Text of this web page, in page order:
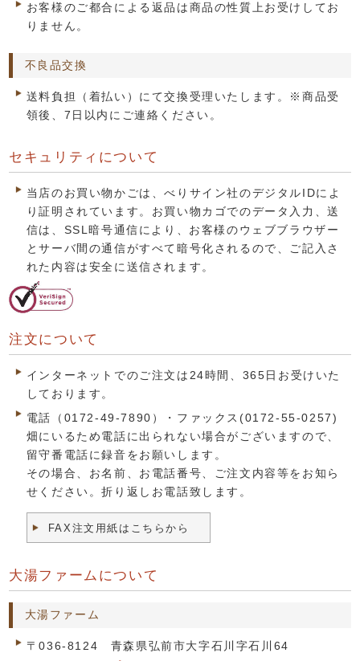
お客様のご都合による返品は商品の性質上お受けしてお
りません。
不良品交換
送料負担（着払い）にて交換受理いたします。※商品受
領後、7日以内にご連絡ください。
セキュリティについて
当店のお買い物かごは、べりサイン社のデジタルIDによ
り証明されています。お買い物カゴでのデータ入力、送
信は、SSL暗号通信により、お客様のウェブブラウザー
とサーバ間の通信がすべて暗号化されるので、ご記入さ
れた内容は安全に送信されます。
注文について
インターネットでのご注文は24時間、365日お受けいた
しております。
電話（0172-49-7890）・ファックス(0172-55-0257)
畑にいるため電話に出られない場合がございますので、
留守番電話に録音をお願いします。
その場合、お名前、お電話番号、ご注文内容等をお知ら
せください。折り返しお電話致します。
FAX注文用紙はこちらから
大湯ファームについて
大湯ファーム
〒036-8124 青森県弘前市大字石川字石川64